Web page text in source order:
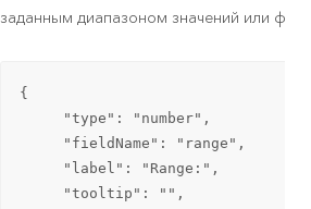
заданным диапазоном значений или
{
     "type": "number",
     "fieldName": "range",
     "label": "Range:",
     "tooltip": "",